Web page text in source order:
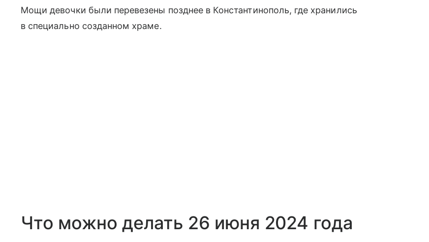
Мощи девочки были перевезены позднее в Константинополь, где хранились
в специально созданном храме.
Что можно делать 26 июня 2024 года